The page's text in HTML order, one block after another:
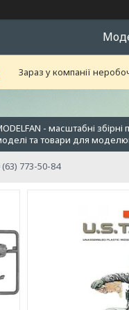
Зараз у компанії
- масштабні збірні
та товари для
(63) 773-50-84